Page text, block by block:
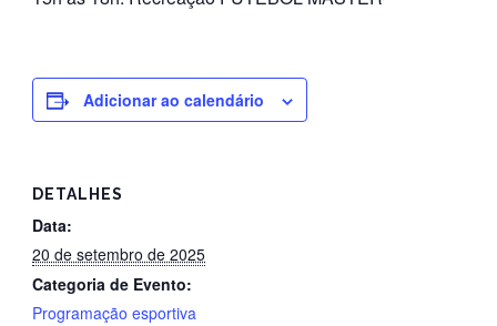
Adicionar ao calendário
DETALHES
Data:
20 de setembro de 2025
Categoria de Evento:
Programação esportiva